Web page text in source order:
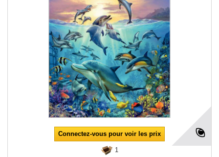
Connectez-vous pour voir les prix
1